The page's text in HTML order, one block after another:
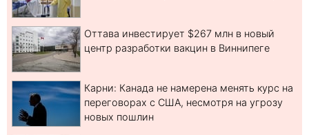
Оттава инвестирует $267 млн в новый
центр разработки вакцин в Виннипеге
Карни: Канада не намерена менять курс на
переговорах с США, несмотря на угрозу
новых пошлин